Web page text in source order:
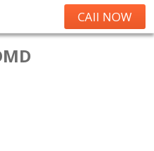
CAll NOW